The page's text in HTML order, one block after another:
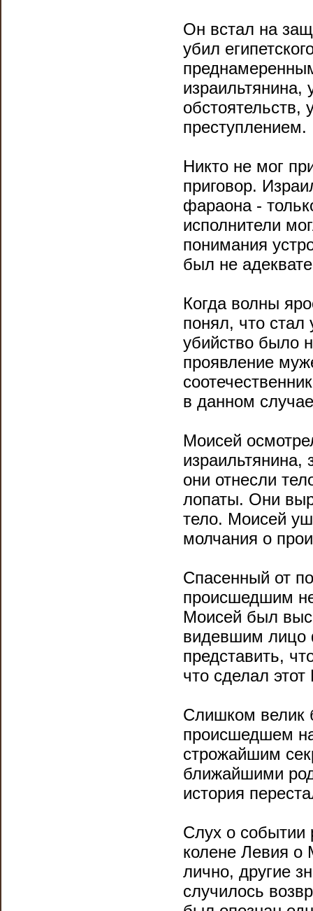
Он встал на
убил
обстоятельств,
преступлением.
Никто не мог
приговор.
фараона -
исполнители
понимания
был не
Когда волны
понял, что
убийство было
проявление
в данном
Моисей
израильтянина,
они отнесли
лопаты. Они
тело. Моисей
молчания о
Спасенный от
происшедшим
Моисей был
видевшим лицо
представить,
что сделал
Слишком велик
происшедшем
строжайшим
ближайшими
история
Слух о событии
колене Левия о
лично, другие
случилось